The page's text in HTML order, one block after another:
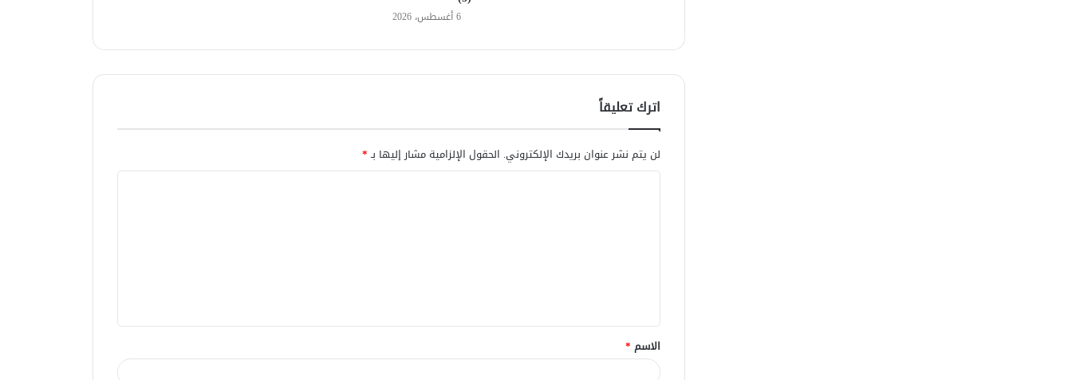
6 أغسطس، 2026
اترك تعليقاً
لن يتم نشر عنوان بريدك الإلكتروني. الحقول الإلزامية مشار إليها بـ*
ق
*
الاسم *